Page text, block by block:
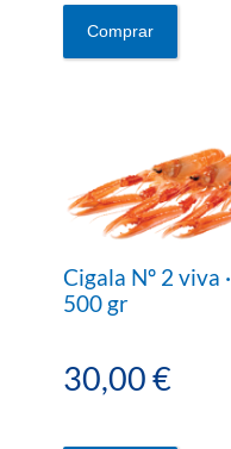
Comprar
Cigala Nº 2 viva ·
500 gr
30,00 €